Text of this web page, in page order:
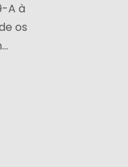
A à
os